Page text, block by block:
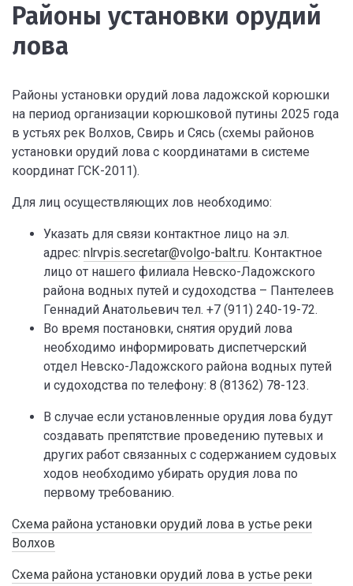
Районы установки орудий
лова
Районы установки орудий лова ладожской корюшки
на период организации корюшковой путины 2025 года
в устьях рек Волхов, Свирь и Сясь (схемы районов
установки орудий лова с координатами в системе
координат ГСК-2011).
Для лиц осуществляющих лов необходимо:
Указать для связи контактное лицо на эл.
адрес: nlrvpis.secretar@volgo-balt.ru. Контактное
лицо от нашего филиала Невско-Ладожского
района водных путей и судоходства – Пантелеев
Геннадий Анатольевич тел. +7 (911) 240-19-72.
Во время постановки, снятия орудий лова
необходимо информировать диспетчерский
отдел Невско-Ладожского района водных путей
и судоходства по телефону: 8 (81362) 78-123.
В случае если установленные орудия лова будут
создавать препятствие проведению путевых и
других работ связанных с содержанием судовых
ходов необходимо убирать орудия лова по
первому требованию.
Схема района установки орудий лова в устье реки
Волхов
Схема района установки орудий лова в устье реки